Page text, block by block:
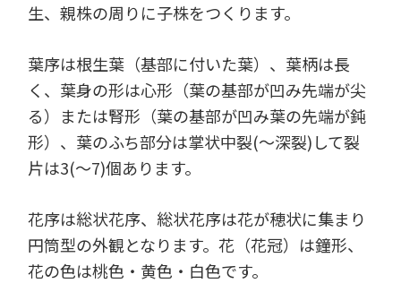
生、親株の周りに子株をつくります。
葉序は根生葉（基部に付いた葉）、葉柄は長
く、葉身の形は心形（葉の基部が凹み先端が尖
る）または腎形（葉の基部が凹み葉の先端が鈍
形）、葉のふち部分は掌状中裂(～深裂)して裂
片は3(～7)個あります。
花序は総状花序、総状花序は花が穂状に集まり
円筒型の外観となります。花（花冠）は鐘形、
花の色は桃色・黄色・白色です。